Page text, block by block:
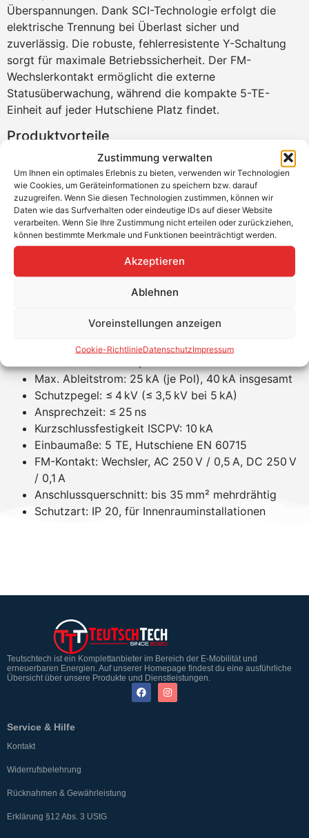
Zustimmung verwalten
Um Ihnen ein optimales Erlebnis zu bieten, verwenden wir Technologien
wie Cookies, um Geräteinformationen zu speichern bzw. darauf
zuzugreifen. Wenn Sie diesen Technologien zustimmen, können wir
Daten wie das Surfverhalten oder eindeutige IDs auf dieser Website
verarbeiten. Wenn Sie Ihre Zustimmung nicht erteilen oder zurückziehen,
können bestimmte Merkmale und Funktionen beeinträchtigt werden.
Akzeptieren
Ablehnen
Voreinstellungen anzeigen
Cookie-RichtlinieDatenschutzImpressum
Überspannungen. Dank SCI-Technologie erfolgt die
elektrische Trennung bei Überlast sicher und
zuverlässig. Die robuste, fehlerresistente Y-Schaltung
sorgt für maximale Betriebssicherheit. Der FM-
Wechslerkontakt ermöglicht die externe
Statusüberwachung, während die kompakte 5-TE-
Einheit auf jeder Hutschiene Platz findet.
Produktvorteile
Zwei PV-MPPs mit nur einem Ableiter geschützt
SCI-Prinzip für sichere elektrische Trennung bei
Defekt
Y-Schaltung verhindert Fehler durch
asymmetrische Spannungen
Schnelle Installation auf 35 mm Hutschiene
Optische Statusanzeige für einfache Kontrolle
Potentialfreier Fernmeldekontakt zur Anbindung an
Überwachungssysteme
Produkteigenschaften
Max. PV-Spannung (UCPV): 1000 V DC
Max. Ableitstrom: 25 kA (je Pol), 40 kA insgesamt
Schutzpegel: ≤ 4 kV (≤ 3,5 kV bei 5 kA)
Ansprechzeit: ≤ 25 ns
Kurzschlussfestigkeit ISCPV: 10 kA
Einbaumaße: 5 TE, Hutschiene EN 60715
FM-Kontakt: Wechsler, AC 250 V / 0,5 A, DC 250 V
/ 0,1 A
Anschlussquerschnitt: bis 35 mm² mehrdrähtig
Schutzart: IP 20, für Innenrauminstallationen
Teutschtech ist ein Komplettanbieter im Bereich der E-Mobilität und
erneuerbaren Energien. Auf unserer Homepage findest du eine ausführliche
Übersicht über unsere Produkte und Dienstleistungen.
Service & Hilfe
Kontakt
Widerrufsbelehrung
Rücknahmen & Gewährleistung
Erklärung §12 Abs. 3 UStG